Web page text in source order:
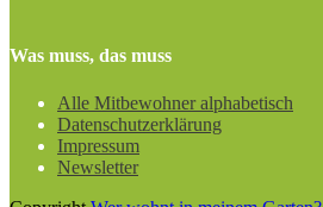
Was muss, das muss
Alle Mitbewohner alphabetisch
Datenschutzerklärung
Impressum
Newsletter